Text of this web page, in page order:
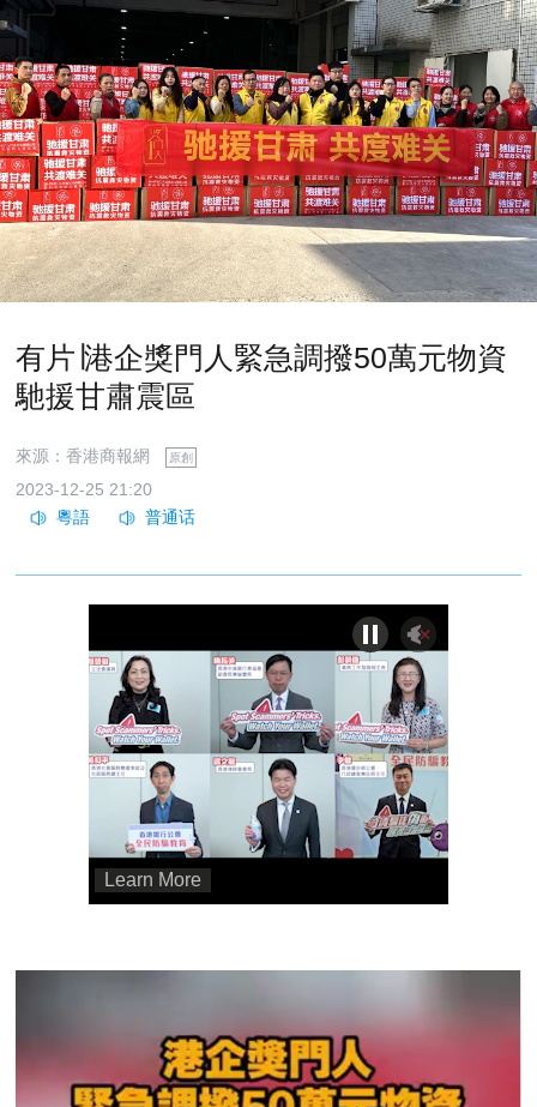
有片∣港企獎門人緊急調撥50萬元物資
馳援甘肅震區
來源：香港商報網 原創
2023-12-25 21:20